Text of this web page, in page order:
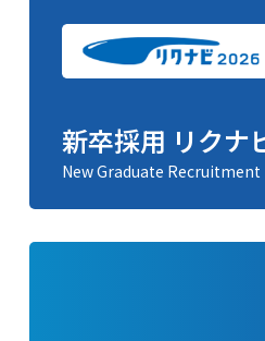
新卒採用 リクナ
New Graduate Recruitment